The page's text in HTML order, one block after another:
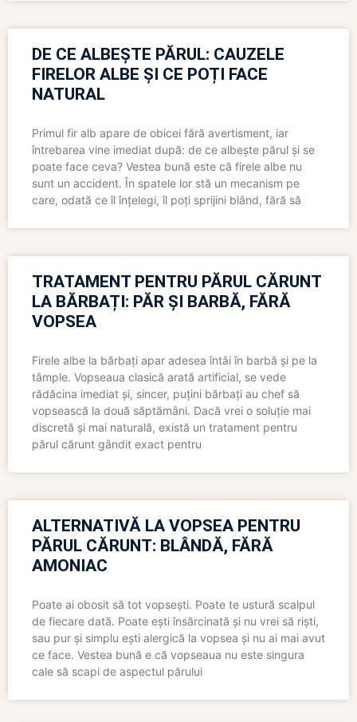
DE CE ALBEȘTE PĂRUL: CAUZELE
FIRELOR ALBE ȘI CE POȚI FACE
NATURAL
Primul fir alb apare de obicei fără avertisment, iar
întrebarea vine imediat după: de ce albește părul și se
poate face ceva? Vestea bună este că firele albe nu
sunt un accident. În spatele lor stă un mecanism pe
care, odată ce îl înțelegi, îl poți sprijini blând, fără să
TRATAMENT PENTRU PĂRUL CĂRUNT
LA BĂRBAȚI: PĂR ȘI BARBĂ, FĂRĂ
VOPSEA
Firele albe la bărbați apar adesea întâi în barbă și pe la
tâmple. Vopseaua clasică arată artificial, se vede
rădăcina imediat și, sincer, puțini bărbați au chef să
vopsească la două săptămâni. Dacă vrei o soluție mai
discretă și mai naturală, există un tratament pentru
părul cărunt gândit exact pentru
ALTERNATIVĂ LA VOPSEA PENTRU
PĂRUL CĂRUNT: BLÂNDĂ, FĂRĂ
AMONIAC
Poate ai obosit să tot vopsești. Poate te ustură scalpul
de fiecare dată. Poate ești însărcinată și nu vrei să riști,
sau pur și simplu ești alergică la vopsea și nu ai mai avut
ce face. Vestea bună e că vopseaua nu este singura
cale să scapi de aspectul părului